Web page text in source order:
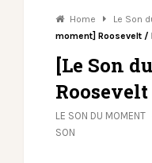
Home Le Son
moment] Roosevelt /
[Le Son
LE SON DU MOMENT
SON